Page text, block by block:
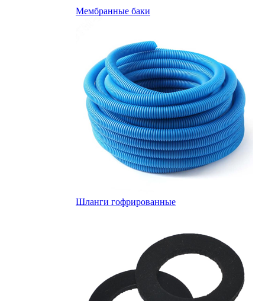
Мембранные баки
Шланги гофрированные